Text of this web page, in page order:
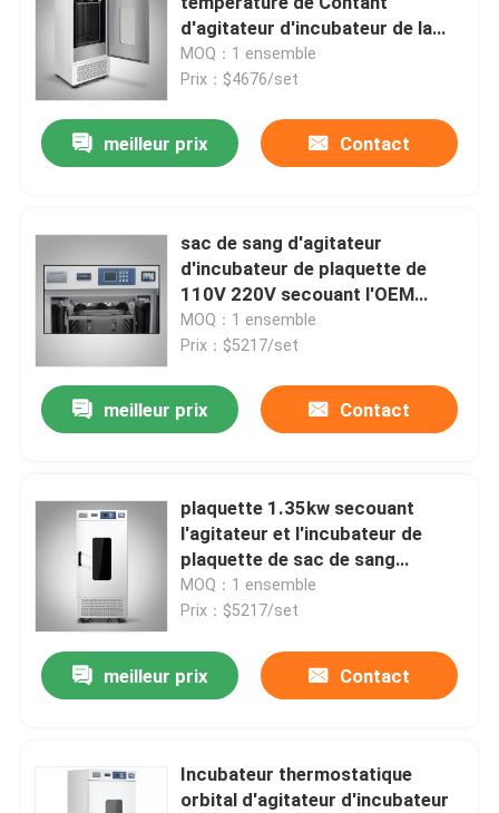
d'agitateur d'incubateur de la
plaquette 15C médical
MOQ：1 ensemble
Prix：$4676/set
meilleur prix Contact
sac de sang d'agitateur
d'incubateur de plaquette de
110V 220V secouant l'OEM
d'incubateur
MOQ：1 ensemble
Prix：$5217/set
meilleur prix Contact
plaquette 1.35kw secouant
l'agitateur et l'incubateur de
plaquette de sac de sang
d'incubateur
MOQ：1 ensemble
Prix：$5217/set
meilleur prix Contact
Incubateur thermostatique
orbital d'agitateur d'incubateur